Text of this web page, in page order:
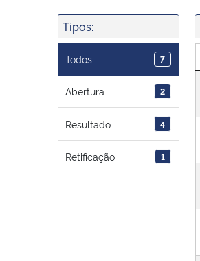
Tipos:
Todos 7
Abertura 2
Resultado 4
Retificação 1